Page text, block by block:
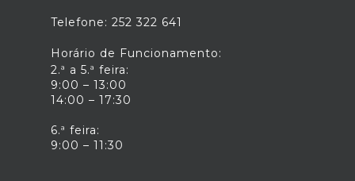
Telefone: 252 322 641
Horário de Funcionamento:
2.ª a 5.ª feira:
9:00 – 13:00
14:00 – 17:30
6.ª feira:
9:00 – 11:30